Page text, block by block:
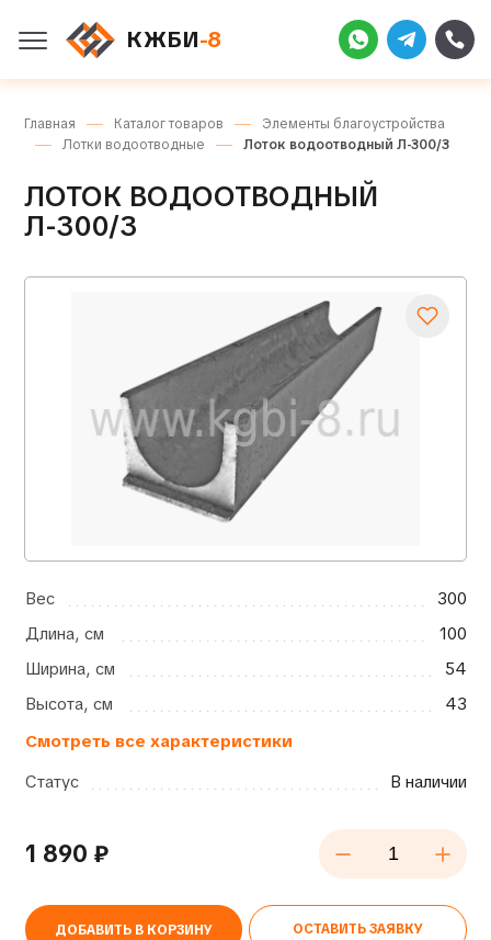
КЖБИ-8
Главная Каталог товаров
Элементы благоустройства
Лотки водоотводные
Лоток водоотводный Л-300/3
ЛОТОК ВОДООТВОДНЫЙ
Л-300/3
Вес
300
Длина, см
100
Ширина, см
54
Высота, см
43
Смотреть все характеристики
Статус
В наличии
1 890 ₽
ДОБАВИТЬ В КОРЗИНУ ОСТАВИТЬ ЗАЯВКУ